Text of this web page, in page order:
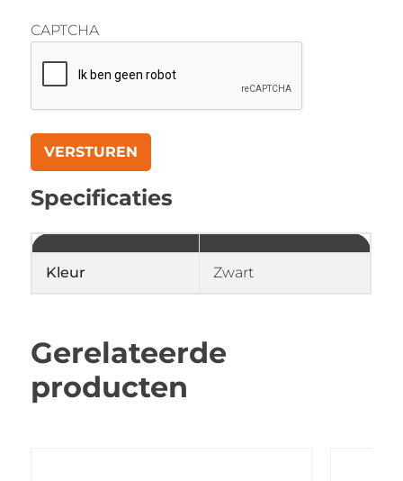
CAPTCHA
Specificaties
Kleur Zwart
Gerelateerde
producten